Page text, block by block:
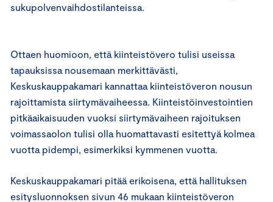
sukupolvenvaihdostilanteissa.
Ottaen huomioon, että kiinteistövero tulisi useissa
tapauksissa nousemaan merkittävästi,
Keskuskauppakamari kannattaa kiinteistöveron nousun
rajoittamista siirtymävaiheessa. Kiinteistöinvestointien
pitkäaikaisuuden vuoksi siirtymävaiheen rajoituksen
voimassaolon tulisi olla huomattavasti esitettyä kolmea
vuotta pidempi, esimerkiksi kymmenen vuotta.
Keskuskauppakamari pitää erikoisena, että hallituksen
esitysluonnoksen sivun 46 mukaan kiinteistöveron